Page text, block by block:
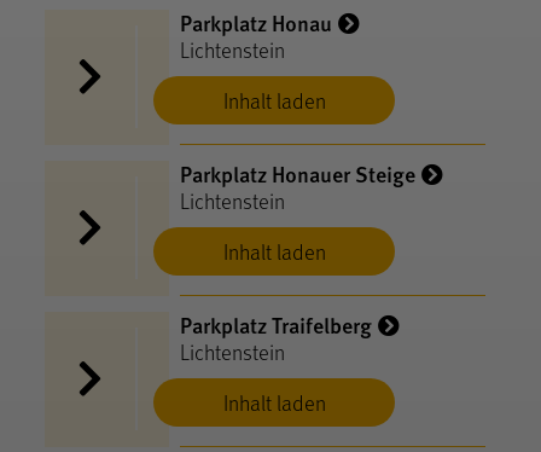
Inhalt laden
Parkplatz Honau
Lichtenstein
Inhalt laden
Parkplatz Honauer Steige
Lichtenstein
Inhalt laden
Parkplatz Traifelberg
Lichtenstein